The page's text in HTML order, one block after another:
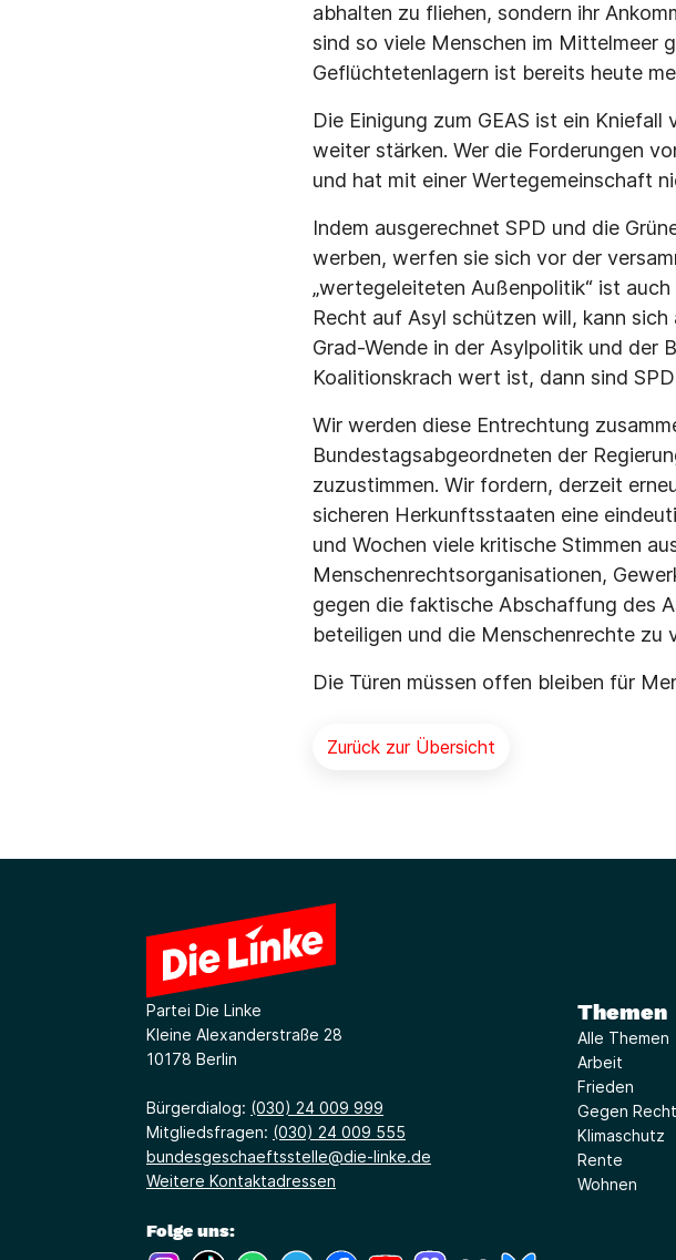
abhalten zu fliehen, sondern ihr
sind so viele Menschen im Mittelmeer
Geflüchtetenlagern ist bereits heute
Die Einigung zum GEAS ist ein
weiter stärken. Wer die Forderungen
und hat mit einer Wertegemeinschaft
Indem ausgerechnet SPD und die
werben, werfen sie sich vor der
„wertegeleiteten Außenpolitik“ ist
Recht auf Asyl schützen will, kann
Grad-Wende in der Asylpolitik und der
Koalitionskrach wert ist, dann sind
Wir werden diese Entrechtung
Bundestagsabgeordneten der
zuzustimmen. Wir fordern, derzeit
sicheren Herkunftsstaaten eine
und Wochen viele kritische Stimmen
Menschenrechtsorganisationen,
gegen die faktische Abschaffung des
beteiligen und die Menschenrechte zu
Die Türen müssen offen bleiben für
Zurück zur Übersicht
Partei Die Linke
Kleine Alexanderstraße 28
10178 Berlin
Bürgerdialog: (030) 24 009 999
Mitgliedsfragen: (030) 24 009 555
bundesgeschaeftsstelle@die-linke.de
Weitere Kontaktadressen
Folge uns:
Themen
Alle Themen
Arbeit
Frieden
Gegen
Klimaschutz
Rente
Wohnen